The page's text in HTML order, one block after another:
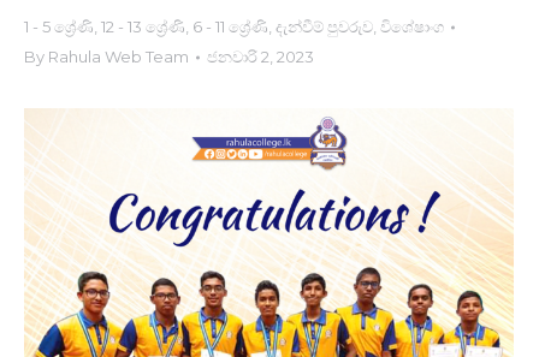
1 - 5 ශ්‍රේණි 12 - 13 ශ්‍රේණි 6 - 11 ශ්‍රේණි දැන්වීම් පුවරුව විශේෂාංග
By Rahula Web Team ජනවාරි 2, 2023